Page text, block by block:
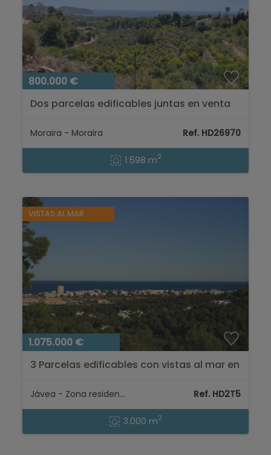
800.000 €
Dos parcelas edificables juntas en venta
Moraira - Moraira Ref. HD26970
1.598 m2
VISTAS AL MAR
1.075.000 €
3 Parcelas edificables con vistas al mar en
Jávea - Zona residencial Ref. HD2T5
3.000 m2